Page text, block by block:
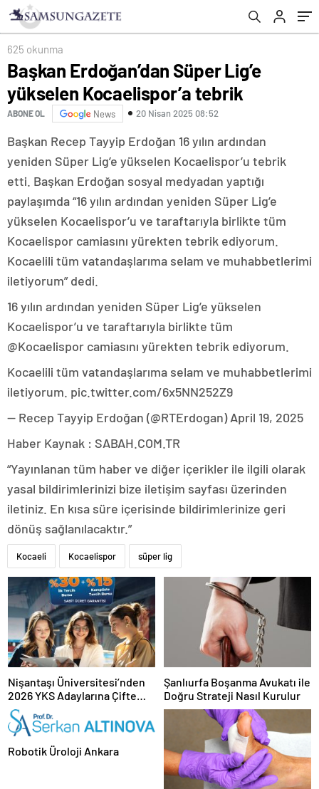
625 okunma
Başkan Erdoğan’dan Süper Lig’e
yükselen Kocaelispor’a tebrik
ABONE OL News 20 Nisan 2025 08:52
Başkan Recep Tayyip Erdoğan 16 yılın ardından
yeniden Süper Lig’e yükselen Kocaelispor’u tebrik
etti. Başkan Erdoğan sosyal medyadan yaptığı
paylaşımda “16 yılın ardından yeniden Süper Lig’e
yükselen Kocaelispor’u ve taraftarıyla birlikte tüm
Kocaelispor camiasını yürekten tebrik ediyorum.
Kocaelili tüm vatandaşlarıma selam ve muhabbetlerimi
iletiyorum” dedi.
16 yılın ardından yeniden Süper Lig’e yükselen
Kocaelispor’u ve taraftarıyla birlikte tüm
@Kocaelispor camiasını yürekten tebrik ediyorum.
Kocaelili tüm vatandaşlarıma selam ve muhabbetlerimi
iletiyorum. pic.twitter.com/6x5NN252Z9
— Recep Tayyip Erdoğan (@RTErdogan) April 19, 2025
Haber Kaynak : SABAH.COM.TR
“Yayınlanan tüm haber ve diğer içerikler ile ilgili olarak
yasal bildirimlerinizi bize iletişim sayfası üzerinden
iletiniz. En kısa süre içerisinde bildirimlerinize geri
dönüş sağlanılacaktır.”
Kocaeli Kocaelispor süper lig
Nişantaşı Üniversitesi’nden
2026 YKS Adaylarına Çifte
Güvence: Sabit Ücret ve
Kesintisiz Burs
Şanlıurfa Boşanma Avukatı ile
Doğru Strateji Nasıl Kurulur
Robotik Üroloji Ankara